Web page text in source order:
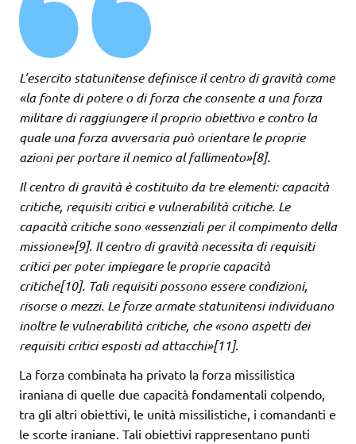
L’esercito statunitense definisce il centro di gravità come
«la fonte di potere o di forza che consente a una forza
militare di raggiungere il proprio obiettivo e contro la
quale una forza avversaria può orientare le proprie
azioni per portare il nemico al fallimento»[8].
Il centro di gravità è costituito da tre elementi: capacità
critiche, requisiti critici e vulnerabilità critiche. Le
capacità critiche sono «essenziali per il compimento della
missione»[9]. Il centro di gravità necessita di requisiti
critici per poter impiegare le proprie capacità
critiche[10]. Tali requisiti possono essere condizioni,
risorse o mezzi. Le forze armate statunitensi individuano
inoltre le vulnerabilità critiche, che «sono aspetti dei
requisiti critici esposti ad attacchi»[11].
La forza combinata ha privato la forza missilistica
iraniana di quelle due capacità fondamentali colpendo,
tra gli altri obiettivi, le unità missilistiche, i comandanti e
le scorte iraniane. Tali obiettivi rappresentano punti